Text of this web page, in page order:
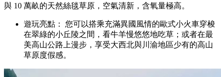
與 10 萬畝的天然絲毯草原，空氣清新，含氧量極高。
遊玩亮點： 您可以搭乘充滿異國風情的歐式小火車穿梭
在翠綠的小丘陵之間，看牛羊慢悠悠地吃草；或者在最
美高山公路上漫步，享受大西北與川渝地區少有的高山
草原度假感。